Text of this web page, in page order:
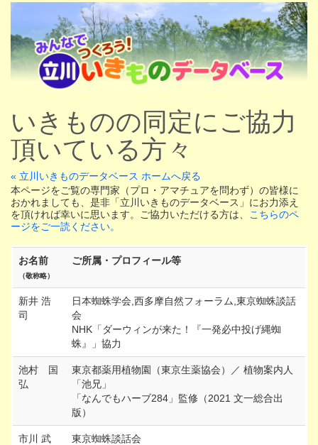
いきものの同定にご協力
頂いている方々
« 立川いきものデータベース ホームへ戻る
本ページをご覧の専門家（プロ・アマチュアを問わず）の皆様に
おかれましても、是非「立川いきものデータベース」にお力添え
を頂ければ幸いに思います。ご協力いただける方は、
こちらのペ
ージをご一読ください。
お名前
（敬称略）
ご所属・プロフィール等
新井 浩
司
日本蜘蛛学会,西多摩自然フォーラム,東京蜘蛛談話
会
NHK「ダーウィンが来た！『一発必中投げ縄蜘
蛛』」協力
池村 国
弘
東京都薬用植物園（東京生薬協会）／ 植物案内人
「池兄」
「なんでもハーブ284」監修（2021 文一総合出
版）
市川 武
東京蜘蛛談話会